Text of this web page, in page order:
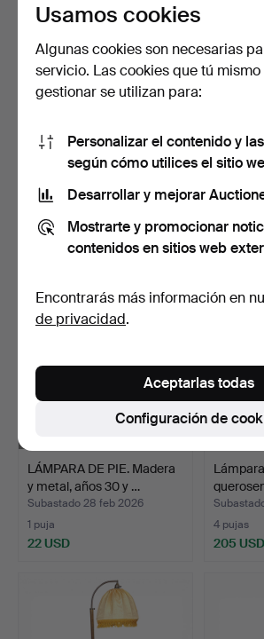
Lámpara de pie MAE 46 de
latón, de la segu…
Subastado 24 mar 2026
4 pujas
43 USD
Belid
3 pujas
32 USD
LÁMPARA DE PIE. Madera
y metal, años 30 y …
Subastado 28 feb 2026
1 puja
22 USD
4 pujas
205 USD
Usamos cookies
Algunas cookies son necesarias
servicio. Las cookies que tú
gestionar se utilizan para:
Personalizar el contenido y
según cómo utilices el sitio
Desarrollar y mejorar
Mostrarte y promocionar
contenidos en sitios web
Encontrarás más información en
de privacidad.
Configuración de
Aceptarlas todas